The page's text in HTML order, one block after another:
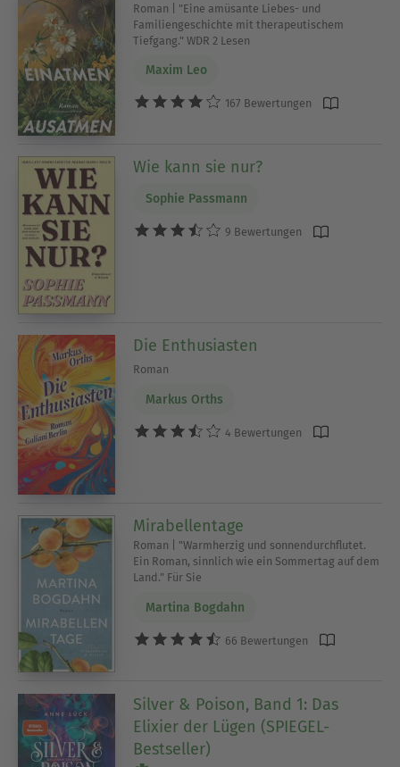
Roman | "Eine amüsante Liebes- und
Familiengeschichte mit therapeutischem
Tiefgang." WDR 2 Lesen
Maxim Leo
167 Bewertungen
Wie kann sie nur?
Sophie Passmann
9 Bewertungen
Die Enthusiasten
Roman
Markus Orths
4 Bewertungen
Mirabellentage
Roman | "Warmherzig und sonnendurchflutet.
Ein Roman, sinnlich wie ein Sommertag auf dem
Land." Für Sie
Martina Bogdahn
66 Bewertungen
Silver & Poison, Band 1: Das
Elixier der Lügen (SPIEGEL-
Bestseller)